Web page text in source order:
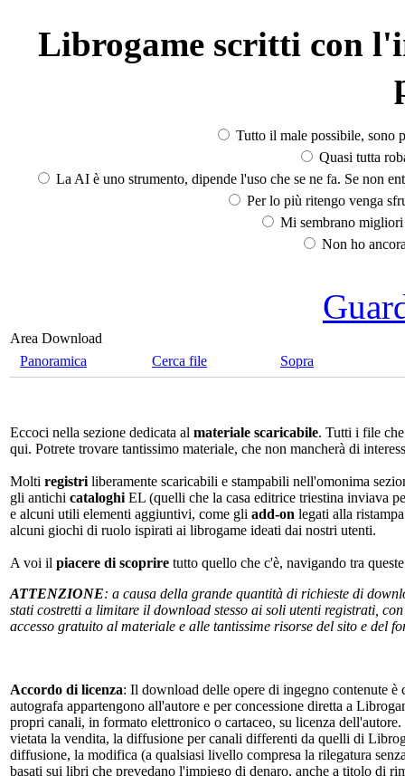
Librogame scritti con
Tutto il male possibile, sono
Quasi tutta
La AI è uno strumento, dipende l'uso che se ne fa. Se non
Per lo più ritengo venga
Mi sembrano
Non ho
Area Download
Panoramica
Cerca file Sopra
Eccoci nella sezione dedicata al materiale scaricabile. Tutti i file
qui. Potrete trovare tantissimo materiale, che non mancherà di
Molti registri liberamente scaricabili e stampabili nell'omonima
gli antichi cataloghi EL (quelli che la casa editrice triestina inviava
e alcuni utili elementi aggiuntivi, come gli add-on legati alla
alcuni giochi di ruolo ispirati ai librogame ideati dai nostri utenti.
A voi il piacere di scoprire tutto quello che c'è, navigando tra
ATTENZIONE: a causa della grande quantità di richieste di
stati costretti a limitare il download stesso ai soli utenti registrati,
accesso gratuito al materiale e alle tantissime risorse del sito e
Accordo di licenza: Il download delle opere di ingegno contenute
autografa appartengono all'autore e per concessione diretta a
propri canali, in formato elettronico o cartaceo, su licenza
vietata la vendita, la diffusione per canali differenti da quelli di
diffusione, la modifica (a qualsiasi livello compresa la rilegatura
basati sui libri che prevedano l'impiego di denaro, anche a titolo di